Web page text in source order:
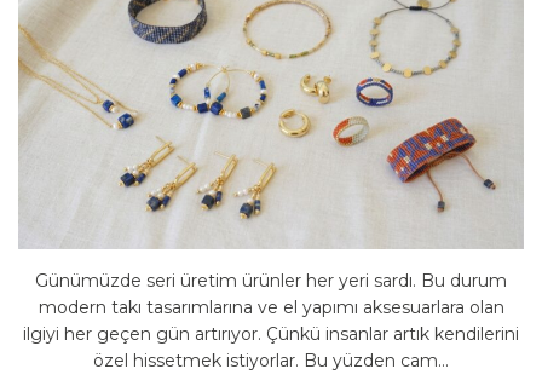
Günümüzde seri üretim ürünler her yeri sardı. Bu durum
modern takı tasarımlarına ve el yapımı aksesuarlara olan
ilgiyi her geçen gün artırıyor. Çünkü insanlar artık kendilerini
özel hissetmek istiyorlar. Bu yüzden cam...